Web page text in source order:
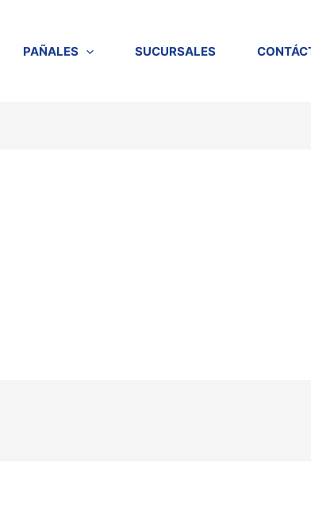
PAÑALES SUCURSALES